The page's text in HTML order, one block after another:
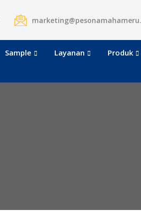
Sample Layanan
Produk